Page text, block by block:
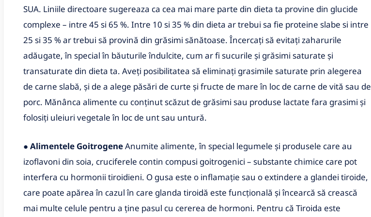
SUA. Liniile directoare sugereaza ca cea mai mare parte din dieta ta provine din glucide
complexe – intre 45 si 65 %. Intre 10 si 35 % din dieta ar trebui sa fie proteine slabe si intre
25 si 35 % ar trebui să provină din grăsimi sănătoase. Încercați să evitați zaharurile
adăugate, în special în băuturile îndulcite, cum ar fi sucurile și grăsimi saturate și
transaturate din dieta ta. Aveți posibilitatea să eliminați grasimile saturate prin alegerea
de carne slabă, și de a alege păsări de curte și fructe de mare în loc de carne de vită sau de
porc. Mănânca alimente cu conținut scăzut de grăsimi sau produse lactate fara grasimi și
folosiți uleiuri vegetale în loc de unt sau untură.
● Alimentele GoitrogeneAnumite alimente, în special legumele și produsele care au
izoflavoni din soia, cruciferele contin compusi goitrogenici – substante chimice care pot
interfera cu hormonii tiroidieni. O gusa este o inflamație sau o extindere a glandei tiroide,
care poate apărea în cazul în care glanda tiroidă este funcțională și încearcă să crească
mai multe celule pentru a ține pasul cu cererea de hormoni. Pentru că Tiroida este